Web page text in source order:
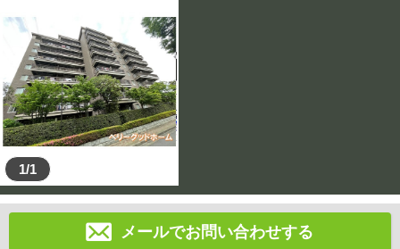
1/1
メールでお問い合わせする